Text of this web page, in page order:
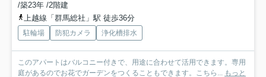
/築23年 /2階建
上越線「群馬総社」駅 徒歩36分
駐輪場 防犯カメラ 浄化槽排水
このアパートはバルコニー付きで、用途に合わせて活用できます。専用
庭があるのでお花でガーデンをつくることもできます。こちら... もっと